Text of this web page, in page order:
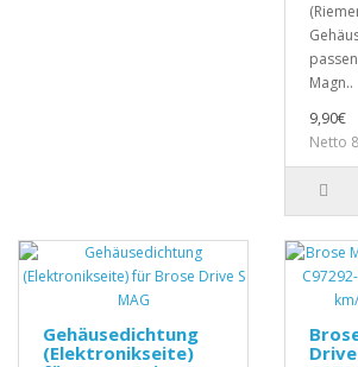
Magn..
9,90€
Netto
Gehäusedichtung
(Elektronikseite)